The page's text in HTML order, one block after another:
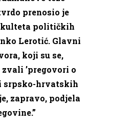
prenosio je
političkih
Lerotić. Glavni
koji su se,
’pregovori o
srpsko-hrvatskih
zapravo, podjela